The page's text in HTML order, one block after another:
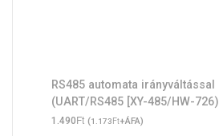
RS485 automata irányváltással
(UART/RS485 [XY-485/HW-726)
1.490Ft (1.173Ft+ÁFA)